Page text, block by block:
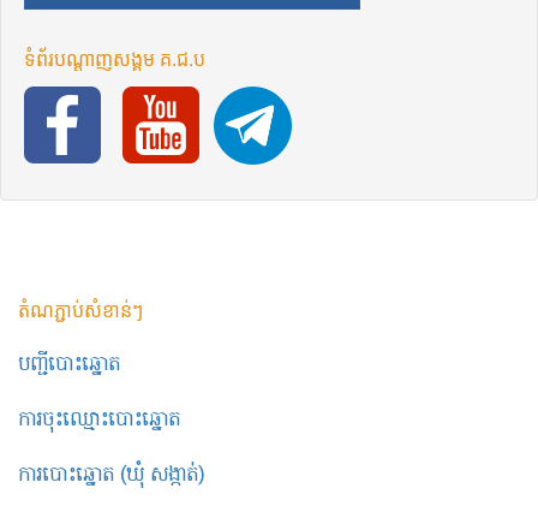
ទំព័រ​បណ្ដាញ​សង្គម​ គ.ជ.ប
តំណភ្ជាប់សំខាន់ៗ
បញ្ជីបោះឆ្នោត
ការចុះឈ្មោះបោះឆ្នោត
ការបោះឆ្នោត (ឃុំ សង្កាត់)